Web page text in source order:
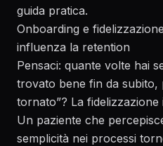
guida pratica.
Onboarding e
influenza la retention
Pensaci: quante volte hai
trovato bene fin da subito,
tornato”? La fidelizzazione
Un paziente che
semplicità nei processi